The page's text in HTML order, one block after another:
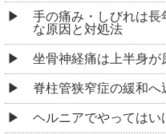
手の痛み・しびれは
な原因と対処法
坐骨神経痛は上半身が
脊柱管狭窄症の緩和
ヘルニアでやってはい